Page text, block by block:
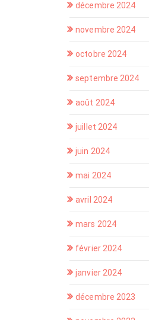
décembre 2024
novembre 2024
octobre 2024
septembre 2024
août 2024
juillet 2024
juin 2024
mai 2024
avril 2024
mars 2024
février 2024
janvier 2024
décembre 2023